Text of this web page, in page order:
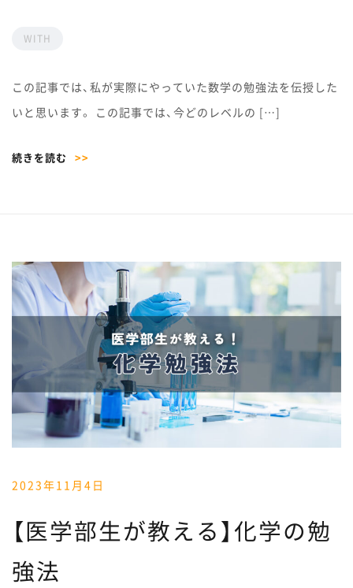
WITH
この記事では、私が実際にやっていた数学の勉強法を伝授した
いと思います。 この記事では、今どのレベルの […]
続きを読む >>
2023年11月4日
【医学部生が教える】化学の勉
強法